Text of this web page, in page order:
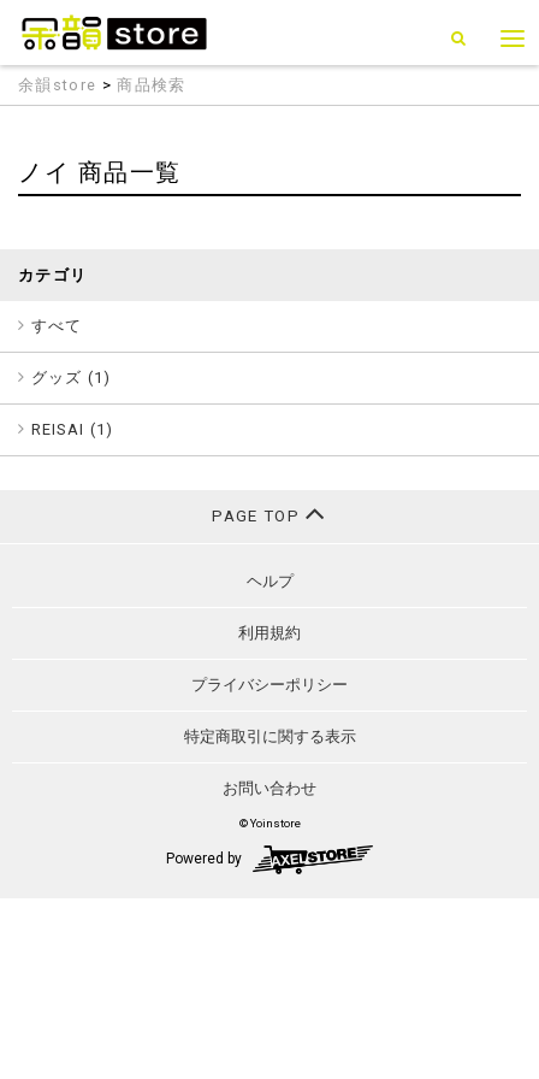
余韻store >商品検索
ノイ 商品一覧
カテゴリ
すべて
グッズ (1)
REISAI (1)
PAGE TOP
ヘルプ
利用規約
プライバシーポリシー
特定商取引に関する表示
お問い合わせ
© Yoinstore
Powered by